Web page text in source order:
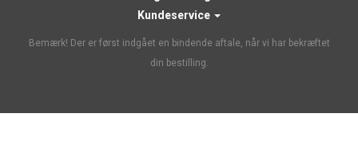
Kundeservice
Bemærk! Der er først indgået en bindende aftale, når vi har bekræftet
din bestilling.